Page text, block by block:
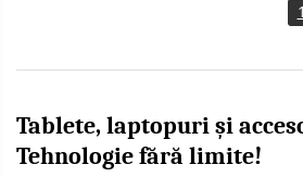
1
Tablete, laptopuri și
Tehnologie fără limite!